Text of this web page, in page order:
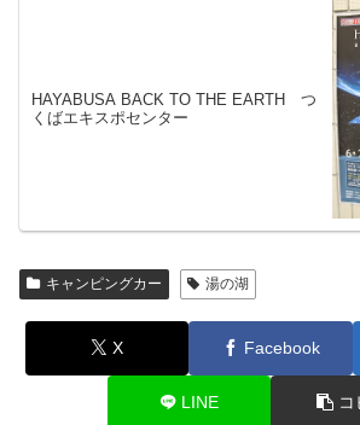
HAYABUSA BACK TO THE EARTH つ
くばエキスポセンター
キャンピングカー 湯の湖
X Facebook
LINE コ